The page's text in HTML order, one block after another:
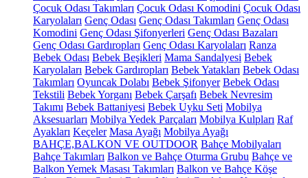
Çocuk Odası Takımları Çocuk Odası Komodini Çocuk Odası
Karyolaları Genç Odası Genç Odası Takımları Genç Odası
Komodini Genç Odası Şifonyerleri Genç Odası Bazaları
Genç Odası Gardıropları Genç Odası Karyolaları Ranza
Bebek Odası Bebek Beşikleri Mama Sandalyesi Bebek
Karyolaları Bebek Gardıropları Bebek Yatakları Bebek Odası
Takımları Oyuncak Dolabı Bebek Şifonyer Bebek Odası
Tekstili Bebek Yorganı Bebek Çarşafı Bebek Nevresim
Takımı Bebek Battaniyesi Bebek Uyku Seti Mobilya
Aksesuarları Mobilya Yedek Parçaları Mobilya Kulpları Raf
Ayakları Keçeler Masa Ayağı Mobilya Ayağı
BAHÇE,BALKON VE OUTDOOR Bahçe Mobilyaları
Bahçe Takımları Balkon ve Bahçe Oturma Grubu Bahçe ve
Balkon Yemek Masası Takımları Balkon ve Bahçe Köşe